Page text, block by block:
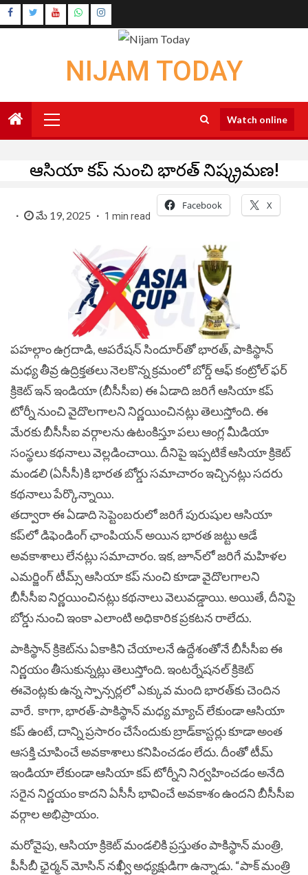
Skip
to
Instagram
NIJAM TODAY
Menu
Watch online
ఆసియా కప్ నుంచి భారత్ నిష్క్రమణ!
మే 19, 2025 1 min read
Facebook X
పహల్గాం ఉగ్రదాడి, ఆపరేషన్‌ సిందూర్‌తో భారత్‌, పాకిస్థాన్‌
మధ్య తీవ్ర ఉద్రిక్తతలు నెలకొన్న క్రమంలో బోర్డ్​ ఆఫ్​​ కంట్రోల్​ ఫర్​
క్రికెట్​ ఇన్​ ఇండియా (బీసీసీఐ) ఈ ఏడాది జరిగే ఆసియా కప్‌
టోర్నీ నుంచి వైదొలగాలని నిర్ణయించినట్లు తెలుస్తోంది. ఈ
మేరకు బీసీసీఐ వర్గాలను ఉటంకిస్తూ పలు ఆంగ్ల మీడియా
సంస్థలు కథనాలు వెల్లడించాయి. దీనిపై ఇప్పటికే ఆసియా క్రికెట్
మండలి (ఏసీసీ)కి భారత బోర్డు సమాచారం ఇచ్చినట్లు సదరు
కథనాలు పేర్కొన్నాయి.
తద్వారా ఈ ఏడాది సెప్టెంబరులో జరిగే పురుషుల ఆసియా
కప్‌లో డిఫెండింగ్‌ ఛాంపియన్‌ అయిన భారత జట్టు ఆడే
అవకాశాలు లేనట్లు సమాచారం. ఇక, జూన్‌లో జరిగే మహిళల
ఎమర్జింగ్‌ టీమ్స్‌ ఆసియా కప్‌ నుంచి కూడా వైదొలగాలని
బీసీసీఐ నిర్ణయించినట్లు కథనాలు వెలువడ్డాయి. అయితే, దీనిపై
బోర్డు నుంచి ఇంకా ఎలాంటి అధికారిక ప్రకటన రాలేదు.
పాకిస్థాన్‌ క్రికెట్‌ను ఏకాకిని చేయాలనే ఉద్దేశంతోనే బీసీసీఐ ఈ
నిర్ణయం తీసుకున్నట్లు తెలుస్తోంది. ఇంటర్నేషనల్ క్రికెట్‌
ఈవెంట్లకు ఉన్న స్పాన్సర్లలో ఎక్కువ మంది భారత్‌కు చెందిన
వారే. కాగా, భారత్‌-పాకిస్థాన్​ మధ్య మ్యాచ్​ లేకుండా ఆసియా
కప్‌ ఉంటే, దాన్ని ప్రసారం చేసేందుకు బ్రాడ్‌కాస్టర్లు కూడా అంత
ఆసక్తి చూపించే అవకాశాలు కనిపించడం లేదు. దీంతో టీమ్​
ఇండియా లేకుండా ఆసియా కప్‌ టోర్నీని నిర్వహించడం అనేది
సరైన నిర్ణయం కాదని ఏసీసీ భావించే అవకాశం ఉందని బీసీసీఐ
వర్గాల అభిప్రాయం.
మరోవైపు, ఆసియా క్రికెట్‌ మండలికి ప్రస్తుతం పాకిస్థాన్‌ మంత్రి,
పీసీబీ ఛైర్మన్‌ మోసిన్‌ నఖ్వీ అధ్యక్షుడిగా ఉన్నాడు. “పాక్‌ మంత్రి